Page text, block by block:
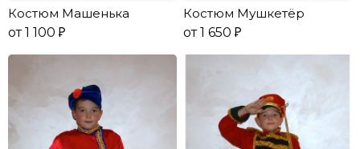
Костюм Машенька
от 1 100
Костюм Мушкетёр
от 1 650